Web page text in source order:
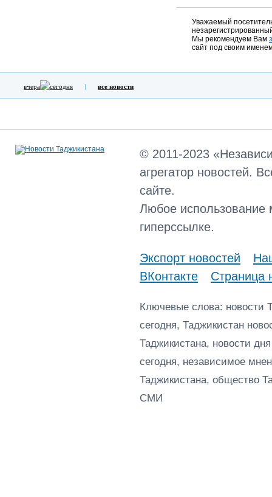
Уважаемый
Мы рекомендуем Вам
сайт под своим
вчера сегодня все новости
© 2011-2023
агрегатор новостей.
сайте.
Любое использование
гиперссылке.
Экспорт новостей
ВКонтакте
Страница
Ключевые слова: новости
сегодня, Таджикистан
Таджикистана, новости
сегодня, независимое
Таджикистана, общество
СМИ